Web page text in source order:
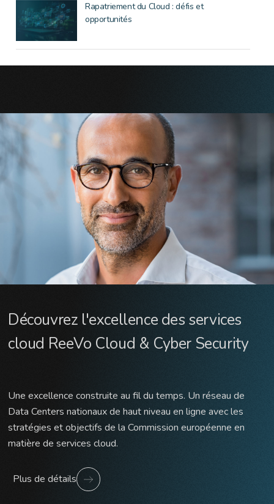
Rapatriement du Cloud : défis et
opportunités
Découvrez l'excellence des services
cloud ReeVo Cloud & Cyber ​​Security
Une excellence construite au fil du temps. Un réseau de
Data Centers nationaux de haut niveau en ligne avec les
stratégies et objectifs de la Commission européenne en
matière de services cloud.
Plus de détails